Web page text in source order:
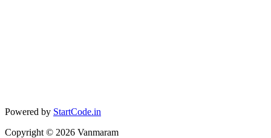
Powered by StartCode.in
Copyright © 2026 Vanmaram